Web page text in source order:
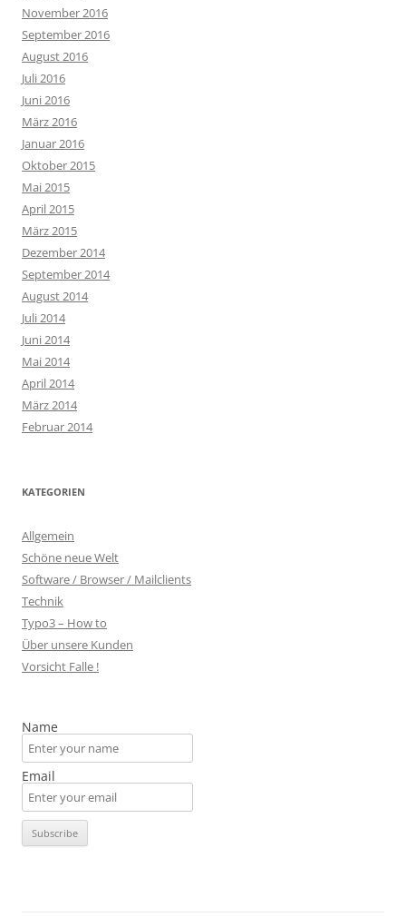
November 2016
September 2016
August 2016
Juli 2016
Juni 2016
März 2016
Januar 2016
Oktober 2015
Mai 2015
April 2015
März 2015
Dezember 2014
September 2014
August 2014
Juli 2014
Juni 2014
Mai 2014
April 2014
März 2014
Februar 2014
KATEGORIEN
Allgemein
Schöne neue Welt
Software / Browser / Mailclients
Technik
Typo3 – How to
Über unsere Kunden
Vorsicht Falle !
Name
Email